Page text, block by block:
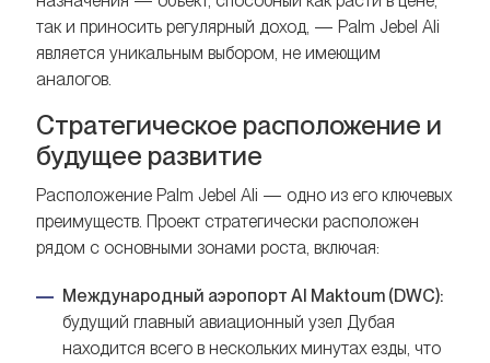
так и приносить регулярный доход, — Palm Jebel Ali
является уникальным выбором, не имеющим
аналогов.
Стратегическое расположение и
будущее развитие
Расположение Palm Jebel Ali — одно из его ключевых
преимуществ. Проект стратегически расположен
рядом с основными зонами роста, включая:
Международный аэропорт Al Maktoum (DWC):
будущий главный авиационный узел Дубая
находится всего в нескольких минутах езды, что